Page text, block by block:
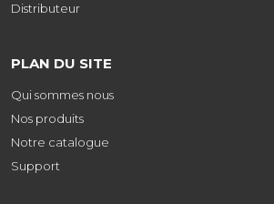
Distributeur
PLAN DU SITE
Qui sommes nous
Nos produits
Notre catalogue
Support